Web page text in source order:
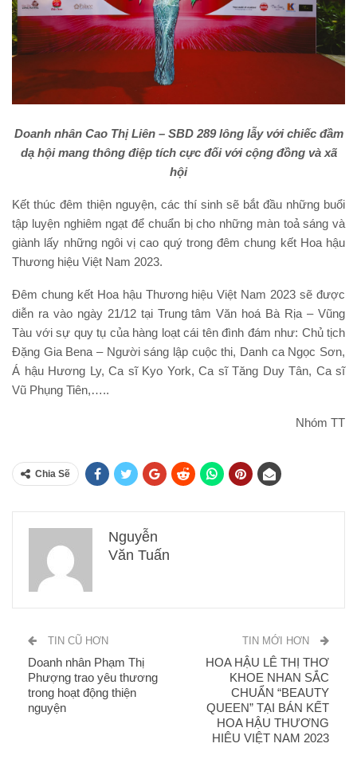
Doanh nhân Cao Thị Liên – SBD 289 lông lẫy với chiếc đầm
dạ hội mang thông điệp tích cực đối với cộng đồng và xã
hội
Kết thúc đêm thiện nguyện, các thí sinh sẽ bắt đầu những buổi
tập luyện nghiêm ngạt để chuẩn bị cho những màn toả sáng và
giành lấy những ngôi vị cao quý trong đêm chung kết Hoa hậu
Thương hiệu Việt Nam 2023.
Đêm chung kết Hoa hậu Thương hiệu Việt Nam 2023 sẽ được
diễn ra vào ngày 21/12 tại Trung tâm Văn hoá Bà Rịa – Vũng
Tàu với sự quy tụ của hàng loạt cái tên đình đám như: Chủ tịch
Đặng Gia Bena – Người sáng lập cuộc thi, Danh ca Ngọc Sơn,
Á hậu Hương Ly, Ca sĩ Kyo York, Ca sĩ Tăng Duy Tân, Ca sĩ
Vũ Phụng Tiên,…..
Nhóm TT
Chia Sẽ
Nguyễn
Văn Tuấn
TIN CŨ HƠN
Doanh nhân Phạm Thị
Phượng trao yêu thương
trong hoạt động thiện
nguyện
TIN MỚI HƠN
HOA HẬU LÊ THỊ THƠ
KHOE NHAN SẮC
CHUẨN “BEAUTY
QUEEN” TẠI BÁN KẾT
HOA HẬU THƯƠNG
HIÊU VIỆT NAM 2023